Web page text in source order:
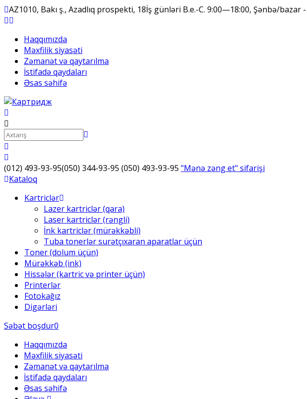
AZ1010, Bakı ş., Azadlıq prospekti, 18İş günləri B.e.-C. 9:00—18:00, Şənbə/bazar
Haqqımızda
Məxfilik siyasəti
Zəmanət və qaytarılma
İstifadə qaydaları
Əsas səhifə
(012) 493-93-95(050) 344-93-95 (050) 493-93-95 "Mənə zəng et" sifarişi
Kataloq
Kartriclər
Lazer kartriclər (qara)
Laser kartriclər (rəngli)
İnk kartriclər (mürəkkəbli)
Tuba tonerlər surətçıxaran aparatlar üçün
Toner (dolum üçün)
Mürəkkəb (ink)
Hissələr (kartric və printer üçün)
Printerlər
Fotokağız
Digərləri
Səbət boşdur0
Haqqımızda
Məxfilik siyasəti
Zəmanət və qaytarılma
İstifadə qaydaları
Əsas səhifə